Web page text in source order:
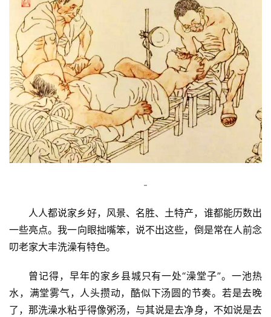
–
人人都说家乡好，风景、名胜、土特产，谁都能历数出
一些亮点。我一向眼拙嘴笨，说不出这些，倒是常在人前念
叨老家大丰洗澡有特色。
曾记得，早年的家乡县城只有一处“澡堂子”。一池热
水，满堂雾气，人头攒动，酷似下汤圆的节奏。若是去晚
了，那洗澡水粘乎得像粥汤，与其说是去净身，不如说是去